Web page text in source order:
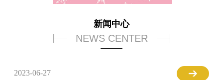
新闻中心
NEWS CENTER
2023-06-27